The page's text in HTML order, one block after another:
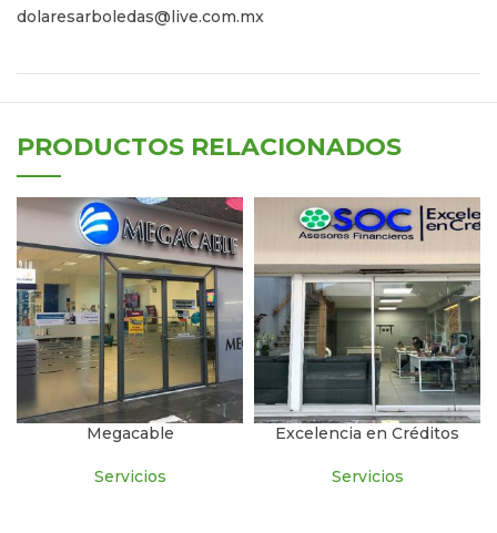
dolaresarboledas@live.com.mx
PRODUCTOS RELACIONADOS
Megacable
Servicios
Excelencia en Créditos
Servicios